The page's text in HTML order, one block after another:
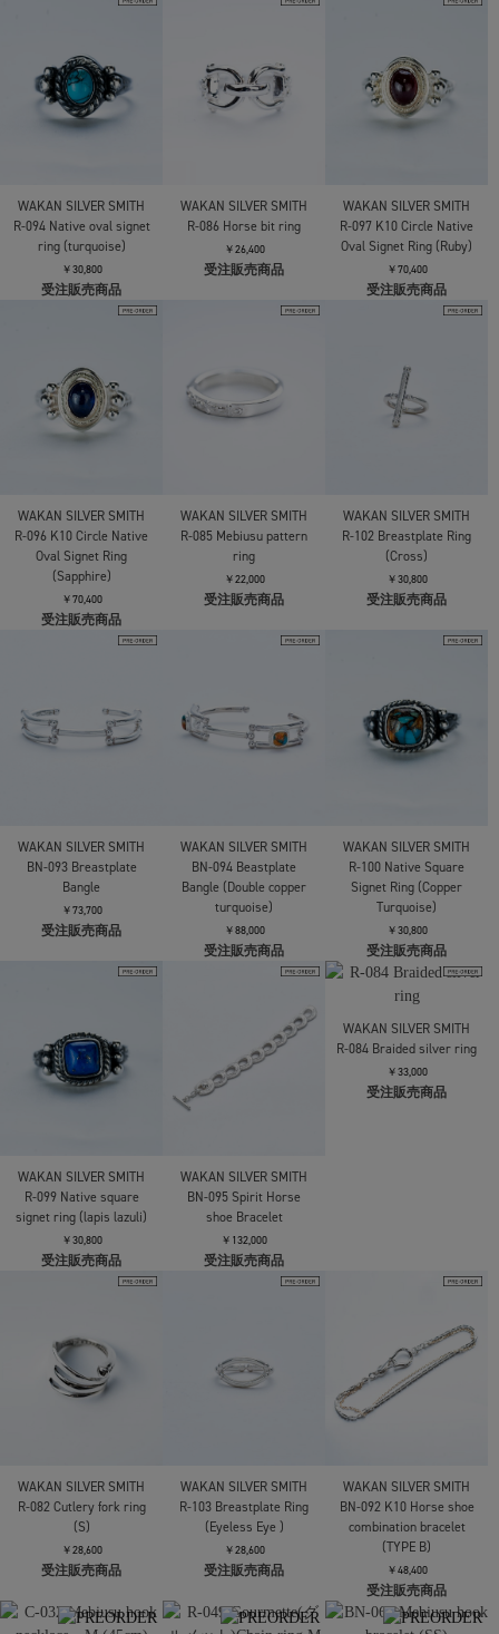
WAKAN SILVER SMITH
R-094 Native oval signet
ring (turquoise)
￥30,800
受注販売商品
WAKAN SILVER SMITH
R-086 Horse bit ring
￥26,400
受注販売商品
WAKAN SILVER SMITH
R-097 K10 Circle Native
Oval Signet Ring (Ruby)
￥70,400
受注販売商品
WAKAN SILVER SMITH
R-096 K10 Circle Native
Oval Signet Ring
(Sapphire)
￥70,400
受注販売商品
WAKAN SILVER SMITH
R-085 Mebiusu pattern
ring
￥22,000
受注販売商品
WAKAN SILVER SMITH
R-102 Breastplate Ring
(Cross)
￥30,800
受注販売商品
WAKAN SILVER SMITH
BN-093 Breastplate
Bangle
￥73,700
受注販売商品
WAKAN SILVER SMITH
BN-094 Beastplate
Bangle (Double copper
turquoise)
￥88,000
受注販売商品
WAKAN SILVER SMITH
R-100 Native Square
Signet Ring (Copper
Turquoise)
￥30,800
受注販売商品
WAKAN SILVER SMITH
R-099 Native square
signet ring (lapis lazuli)
￥30,800
受注販売商品
WAKAN SILVER SMITH
BN-095 Spirit Horse
shoe Bracelet
￥132,000
受注販売商品
WAKAN SILVER SMITH
R-082 Cutlery fork ring
(S)
￥28,600
受注販売商品
WAKAN SILVER SMITH
R-103 Breastplate Ring
(Eyeless Eye )
￥28,600
受注販売商品
WAKAN SILVER SMITH
BN-092 K10 Horse shoe
combination bracelet
(TYPE B)
￥48,400
受注販売商品